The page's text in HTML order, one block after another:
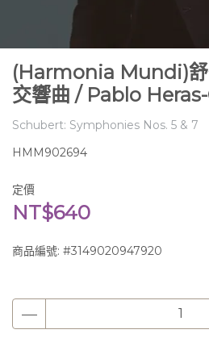
(Harmonia Mundi)舒
交響曲 / Pablo
Schubert: Symphonies Nos. 5 & 7
HMM902694
定價
NT$640
商品編號: #3149020947920